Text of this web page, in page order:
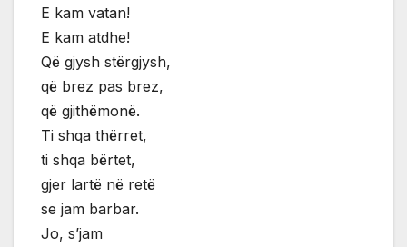
E kam vatan!
E kam atdhe!
Që gjysh stërgjysh,
që brez pas brez,
që gjithëmonë.
Ti shqa thërret,
ti shqa bërtet,
gjer lartë në retë
se jam barbar.
Jo, s’jam